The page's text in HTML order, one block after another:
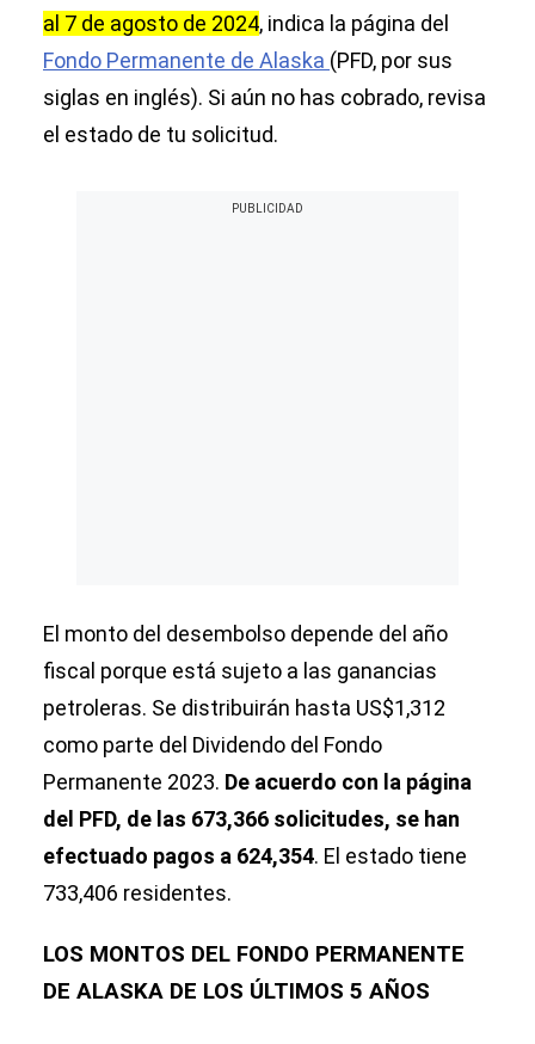
al 7 de agosto de 2024, indica la página del
Fondo Permanente de Alaska (PFD, por sus
siglas en inglés). Si aún no has cobrado, revisa
el estado de tu solicitud.
El monto del desembolso depende del año
fiscal porque está sujeto a las ganancias
petroleras. Se distribuirán hasta US$1,312
como parte del Dividendo del Fondo
Permanente 2023. De acuerdo con la página
del PFD, de las 673,366 solicitudes, se han
efectuado pagos a 624,354. El estado tiene
733,406 residentes.
LOS MONTOS DEL FONDO PERMANENTE
DE ALASKA DE LOS ÚLTIMOS 5 AÑOS